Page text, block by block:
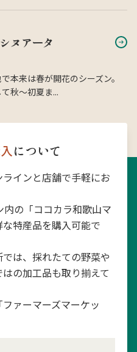
ヌアータ
本来は春が開花のシーズン。
秋〜初夏ま...
について
インと店舗で手軽にお
の「ココカラ和歌山マ
特産品を購入可能で
は、採れたての野菜や
の加工品も取り揃えて
ァーマーズマーケッ